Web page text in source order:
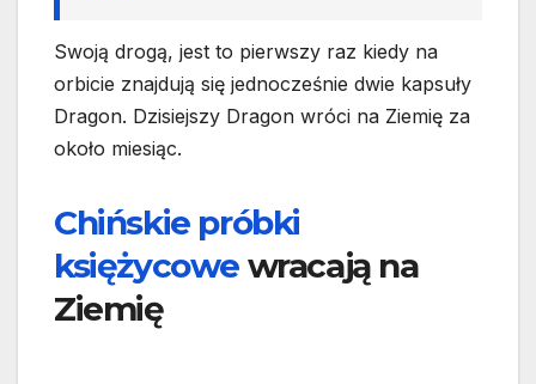
Swoją drogą, jest to pierwszy raz kiedy na
orbicie znajdują się jednocześnie dwie kapsuły
Dragon. Dzisiejszy Dragon wróci na Ziemię za
około miesiąc.
Chińskie próbki
księżycowe wracają na
Ziemię